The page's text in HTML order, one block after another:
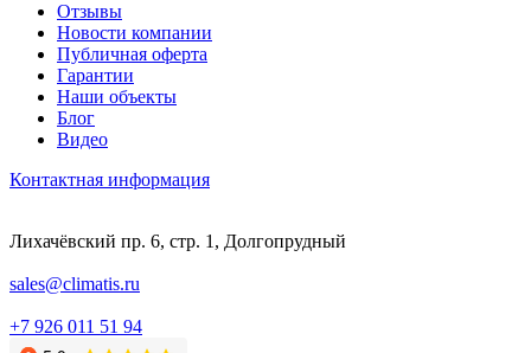
Отзывы
Новости компании
Публичная оферта
Гарантии
Наши объекты
Блог
Видео
Контактная информация
Лихачёвский пр. 6, стр. 1, Долгопрудный
sales@climatis.ru
+7 926 011 51 94